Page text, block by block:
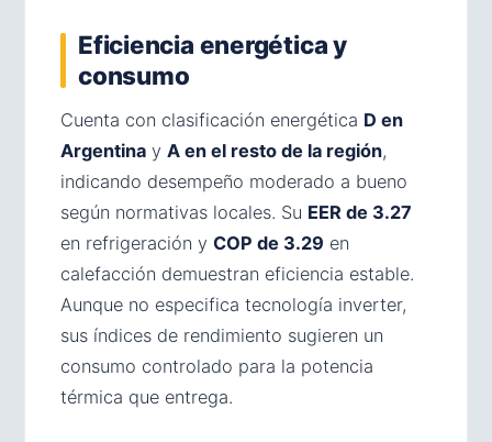
Eficiencia energética y
consumo
Cuenta con clasificación energética D en
Argentina y A en el resto de la región,
indicando desempeño moderado a bueno
según normativas locales. Su EER de 3.27
en refrigeración y COP de 3.29 en
calefacción demuestran eficiencia estable.
Aunque no especifica tecnología inverter,
sus índices de rendimiento sugieren un
consumo controlado para la potencia
térmica que entrega.